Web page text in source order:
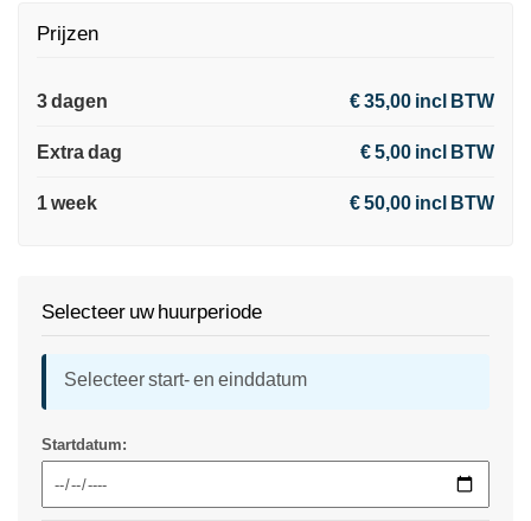
Prijzen
3 dagen € 35,00 incl BTW
Extra dag € 5,00 incl BTW
1 week € 50,00 incl BTW
Selecteer uw huurperiode
Selecteer start- en einddatum
Startdatum: